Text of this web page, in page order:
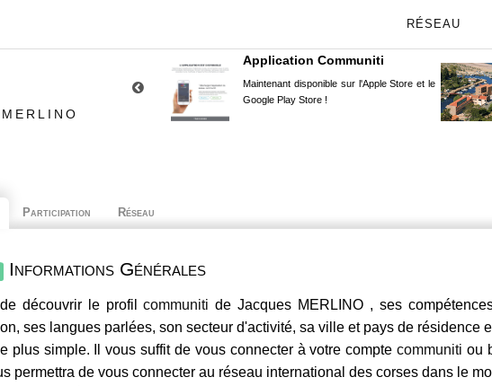
RÉSEAU
Application Communiti
Maintenant disponible sur l'Apple Store et le
Google Play Store !
Participation Réseau
Informations Générales
découvrir le profilcommuniti de Jacques MERLINO , ses
ses langues parlées, son secteur d'activité, sa ville et pays de résidence
plus simple. Il vous suffit de vous connecter à votre comptecommuniti ou
permettra de vous connecter au réseau international des corses dans le